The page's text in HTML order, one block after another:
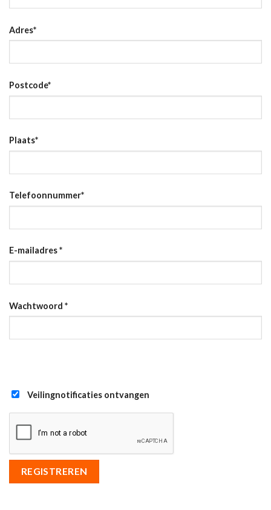
Adres*
Postcode*
Plaats*
Telefoonnummer*
E-mailadres*
Wachtwoord *
Veilingnotificaties ontvangen
REGISTREREN